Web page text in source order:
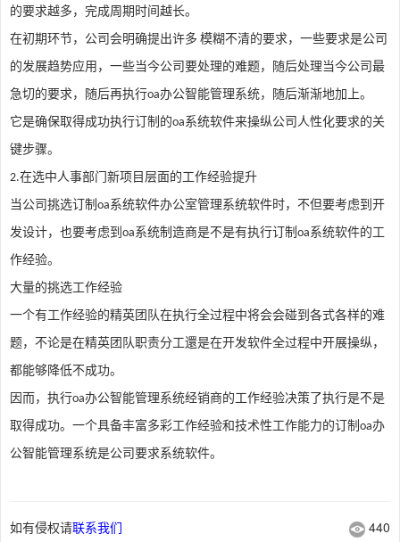
的要求越多，完成周期时间越长。
在初期环节，公司会明确提出许多 模糊不清的要求，一些要求是公司
的发展趋势应用，一些当今公司要处理的难题，随后处理当今公司最
急切的要求，随后再执行oa办公智能管理系统，随后渐渐地加上。
它是确保取得成功执行订制的oa系统软件来操纵公司人性化要求的关
键步骤。
2.在选中人事部门新项目层面的工作经验提升
当公司挑选订制 oa系统软件办公室管理系统软件时，不但要考虑到开
发设计，也要考虑到 oa系统制造商是不是有执行订制 oa系统软件的工
作经验。
大量的挑选工作经验
一个有工作经验的精英团队在执行全过程中将会会碰到各式各样的难
题，不论是在精英团队职责分工還是在开发软件全过程中开展操纵，
都能够降低不成功。
因而，执行oa办公智能管理系统经销商的工作经验决策了执行是不是
取得成功。一个具备丰富多彩工作经验和技术性工作能力的订制 oa办
公智能管理系统是公司要求系统软件。
如有侵权请联系我们 440